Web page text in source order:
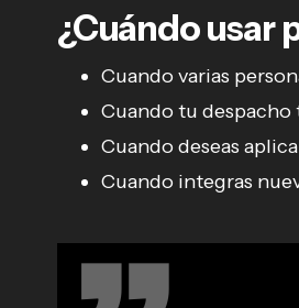
¿Cuándo usar
Cuando varias
Cuando tu despacho
Cuando deseas
Cuando integras